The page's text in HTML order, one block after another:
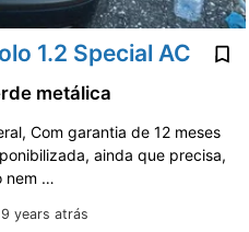
1.2 Special AC
years atrás
metálica
Com garantia de 12 meses
ainda que precisa,
nem …